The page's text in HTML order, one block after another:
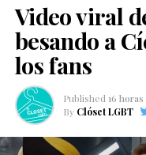
Video viral
besando a
los fans
Published 16
By Clóset LGBT